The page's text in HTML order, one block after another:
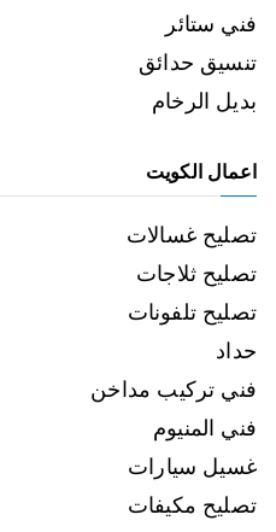
فني ستائر
تنسيق حدائق
بديل الرخام
اعمال الكويت
تصليح غسالات
تصليح ثلاجات
تصليح تلفونات
حداد
فني تركيب مداخن
فني المنيوم
غسيل سيارات
تصليح مكيفات